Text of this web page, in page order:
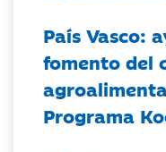
País Vasco:
fomento del
Programa